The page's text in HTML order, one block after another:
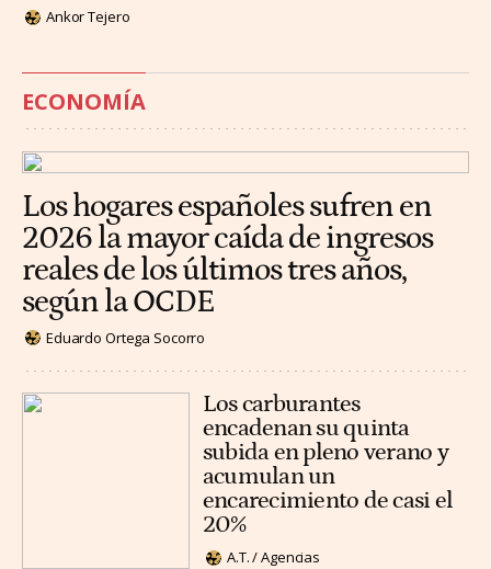
Ankor Tejero
ECONOMÍA
Los hogares españoles sufren en
2026 la mayor caída de ingresos
reales de los últimos tres años,
según la OCDE
Eduardo Ortega Socorro
Los carburantes
encadenan su quinta
subida en pleno verano y
acumulan un
encarecimiento de casi el
20%
A.T. / Agencias